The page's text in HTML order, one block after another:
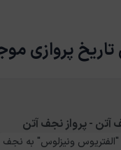
تاریخ پروازی
آتن - پرواز نجف آتن
"الفتریوس ونیزلوس" به نجف